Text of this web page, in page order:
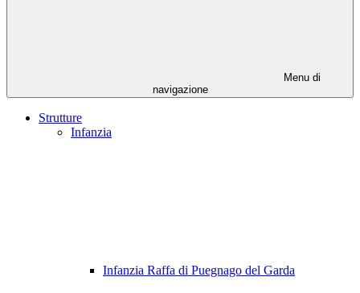
Menu di
navigazione
Strutture
Infanzia
Infanzia Raffa di Puegnago del Garda